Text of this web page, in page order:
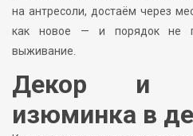
на антресоли, достаём через
как новое — и порядок не
выживание.
Декор и
изюминка в